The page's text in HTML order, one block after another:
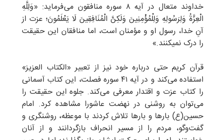
خداوند متعال در آیه ۸ سوره منافقون می‌فرماید: «وَلِلَّهِ
الْعِزَّةُ وَلِرَسُولِهِ وَلِلْمُؤْمِنِینَ وَلَکِنَّ الْمُنَافِقِینَ لَا یَعْلَمُونَ؛ عزت از
آنِ خدا، رسول او و مؤمنان است، اما منافقان این حقیقت
را درک نمیکنند.»
قرآن کریم حتی درباره خود نیز از تعبیر «الکتاب العزیز»
استفاده می‌کند و در آیه ۴۱ سوره فصلت، این کتاب آسمانی
را کتاب عزت و اقتدار معرفی می‌کند. جلوه این حقیقت را
می‌توان به روشنی در نهضت عاشورا مشاهده کرد. امام
حسین(ع) بارها و بارها تلاش کردند با موعظه، روشنگری و
گفت‌وگو، مردم را از مسیر انحراف بازگردانند و از آنان